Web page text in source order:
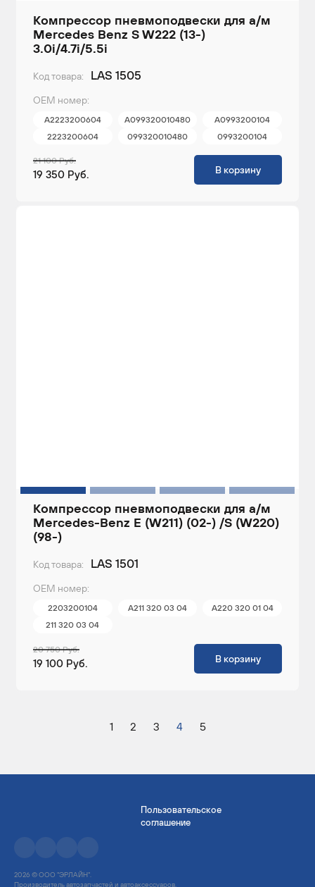
Компрессор пневмоподвески для а/м
Mercedes Benz S W222 (13-)
3.0i/4.7i/5.5i
Код товара: LAS 1505
ОЕМ номер:
A2223200604 A099320010480
A0993200104
2223200604
099320010480 0993200104
21 100 Руб.
19 350 Руб. В корзину
Компрессор пневмоподвески для а/м
Mercedes-Benz E (W211) (02-) /S (W220)
(98-)
Код товара: LAS 1501
ОЕМ номер:
2203200104 A211 320 03 04
A220 320 01 04
211 320 03 04
20 750 Руб.
19 100 Руб. В корзину
1 2 3 4 5
Пользовательское
соглашение
2026 © ООО "ЭРЛАЙН".
Производитель автозапчастей и автоаксессуаров.